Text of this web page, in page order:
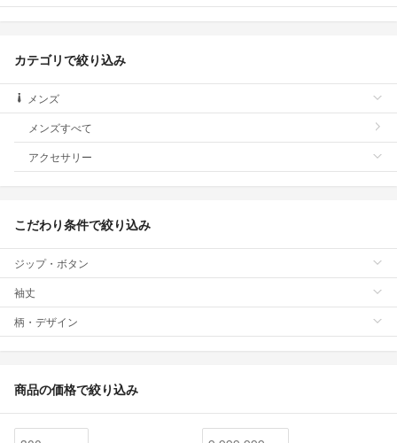
カテゴリで絞り込み
メンズ
メンズすべて
アクセサリー
こだわり条件で絞り込み
ジップ・ボタン
袖丈
柄・デザイン
商品の価格で絞り込み